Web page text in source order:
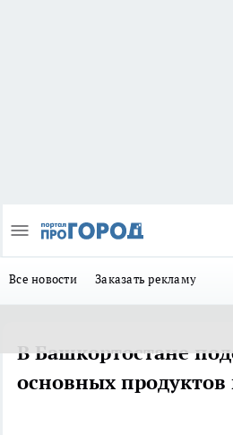
Все новости Заказать рекламу
В Башкортостане
основных